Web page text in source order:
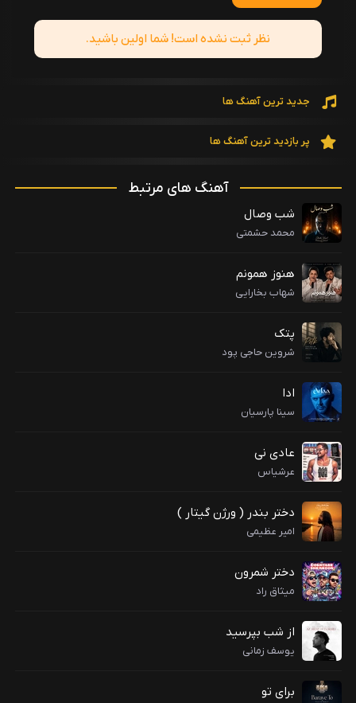
نظر ثبت نشده است! شما اولین باشید.
جدید ترین آهنگ ها
پر بازدید ترین آهنگ ها
آهنگ های مرتبط
شب وصال
محمد حشمتی
هنوز همونم
شهاب بخارایی
پتک
شروین حاجی پود
ادا
سینا پارسیان
عادی نی
عرشیاس
دختر بندر ( ورژن گیتار )
امیر عظیمی
دختر شمرون
میثاق راد
از شب بپرسید
یوسف زمانی
برای تو